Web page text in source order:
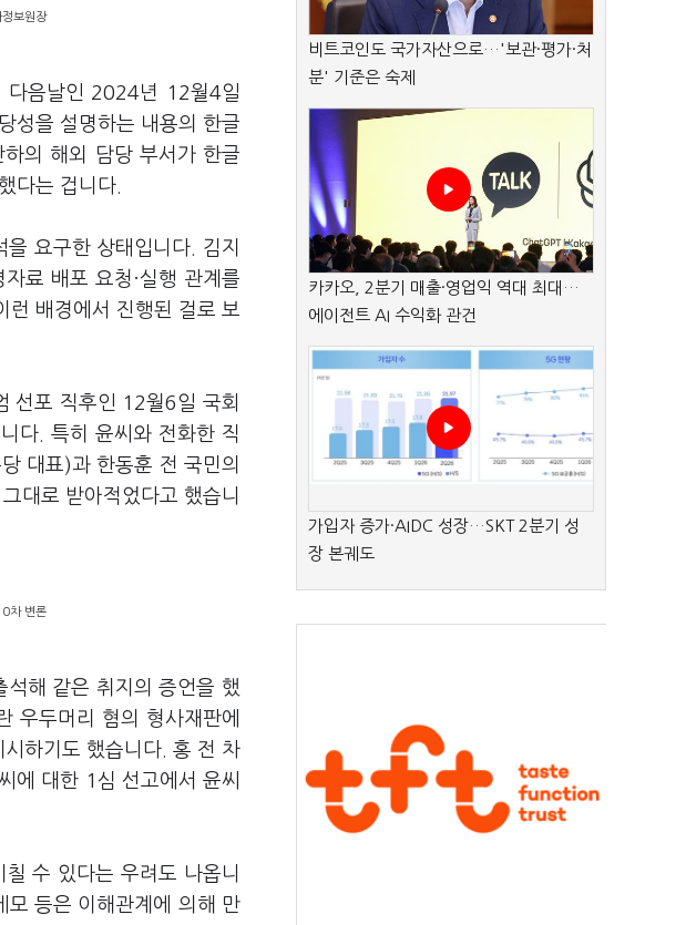
보원장
다음날인 2024년 12월4일
성을 설명하는 내용의 한글
의 해외 담당 부서가 한글
다는 겁니다.
요구한 상태입니다. 김지
료 배포 요청·실행 관계를
런 배경에서 진행된 걸로 보
선포 직후인 12월6일 국회
다. 특히 윤씨와 전화한 직
대표)과 한동훈 전 국민의
대로 받아적었다고 했습니
차 변론
해 같은 취지의 증언을 했
우두머리 혐의 형사재판에
하기도 했습니다. 홍 전 차
에 대한 1심 선고에서 윤씨
수 있다는 우려도 나옵니
모 등은 이해관계에 의해 만
비트코인도 국가자산으로…'보관·평가·처
분' 기준은 숙제
카카오, 2분기 매출·영업익 역대 최대…
에이전트 AI 수익화 관건
가입자 증가·AIDC 성장…SKT 2분기 성
장 본궤도